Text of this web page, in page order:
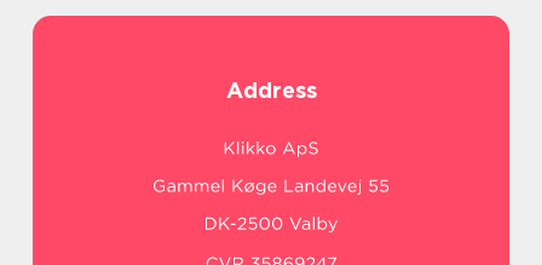
Address